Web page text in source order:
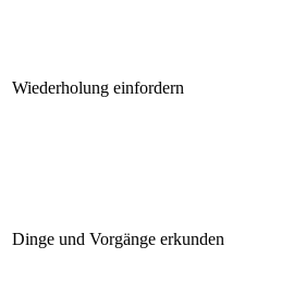
Wiederholung einfordern
Dinge und Vorgänge erkunden